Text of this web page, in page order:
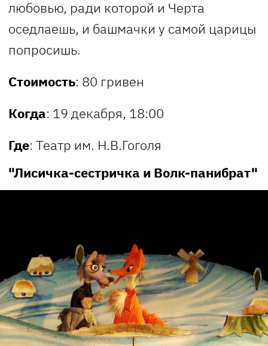
любовью, ради которой и Черта
оседлаешь, и башмачки у самой царицы
попросишь.
Стоимость: 80 гривен
Когда: 19 декабря, 18:00
Где: Театр им. Н.В.Гоголя
"Лисичка-сестричка и Волк-панибрат"